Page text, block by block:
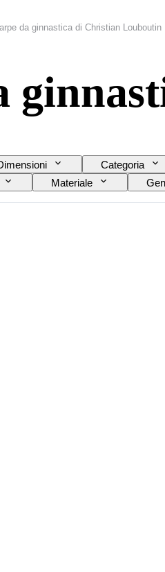
da ginnastica di Christian Louboutin
Categoria
Materiale